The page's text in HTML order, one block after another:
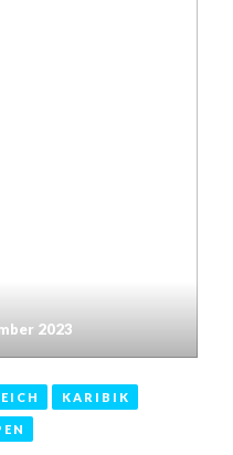
2023
KARIBIK